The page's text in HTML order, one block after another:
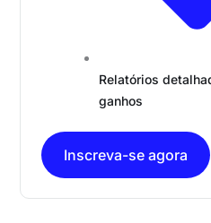
Relatórios
ganhos
Inscreva-se agora